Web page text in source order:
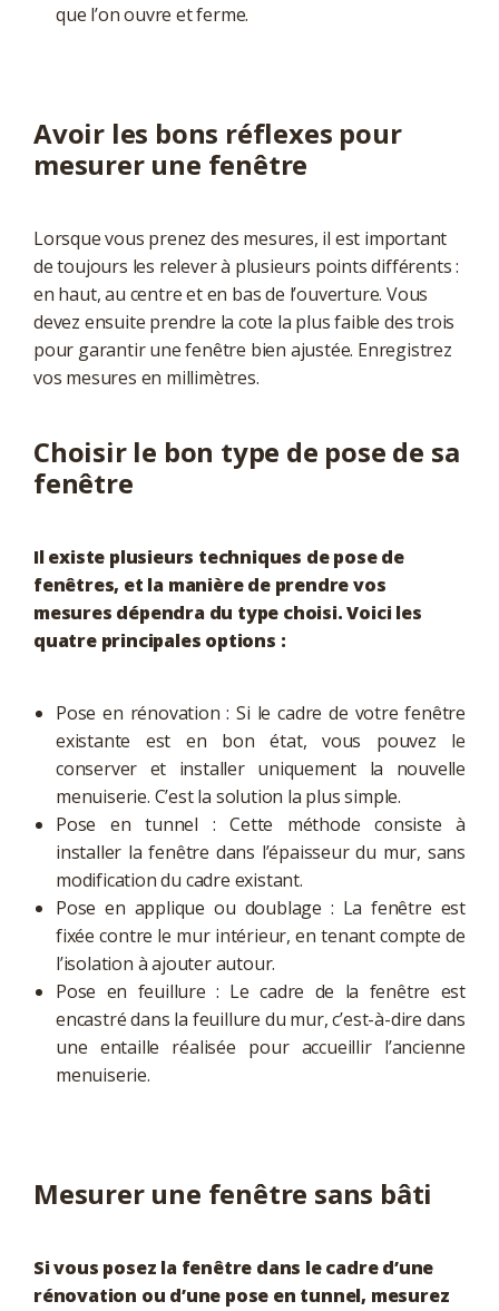
que l’on ouvre et ferme.
Avoir les bons réflexes pour
mesurer une fenêtre
Lorsque vous prenez des mesures, il est important
de toujours les relever à plusieurs points différents :
en haut, au centre et en bas de l’ouverture. Vous
devez ensuite prendre la cote la plus faible des trois
pour garantir une fenêtre bien ajustée. Enregistrez
vos mesures en millimètres.
Choisir le bon type de pose de sa
fenêtre
Il existe plusieurs techniques de pose de
fenêtres, et la manière de prendre vos
mesures dépendra du type choisi. Voici les
quatre principales options :
Pose en rénovation : Si le cadre de votre fenêtre
existante est en bon état, vous pouvez le
conserver et installer uniquement la nouvelle
menuiserie. C’est la solution la plus simple.
Pose en tunnel : Cette méthode consiste à
installer la fenêtre dans l’épaisseur du mur, sans
modification du cadre existant.
Pose en applique ou doublage : La fenêtre est
fixée contre le mur intérieur, en tenant compte de
l’isolation à ajouter autour.
Pose en feuillure : Le cadre de la fenêtre est
encastré dans la feuillure du mur, c’est-à-dire dans
une entaille réalisée pour accueillir l’ancienne
menuiserie.
Mesurer une fenêtre sans bâti
Si vous posez la fenêtre dans le cadre d’une
rénovation ou d’une pose en tunnel, mesurez